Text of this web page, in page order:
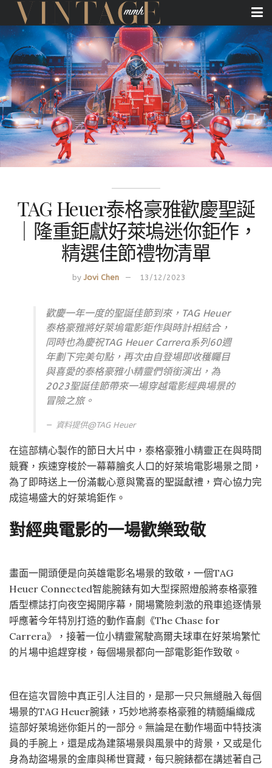
TAG Heuer泰格豪雅歡慶聖誕
｜隆重鉅獻好萊塢迷你鉅作，
精選佳節禮物清單
by Jovi Chen 13/12/2023
歡慶一年一度的聖誕佳節到來，TAG Heuer
泰格豪雅將好萊塢電影鉅作與時計相結合，
同時也為慶祝TAG Heuer Carrera系列60週
年劃下完美句點，再次由自登場即收穫矚目
與喜愛的泰格豪雅小精靈們領銜演出，為
2023聖誕佳節帶來一場穿越電影經典場景的
冒險之旅。
資料提供@TAG Heuer
在這部精心製作的節日大片中，泰格豪雅小精靈正在與時間
競賽，疾速穿梭於一幕幕膾炙人口的好萊塢電影場景之間，
為了即時送上一份滿載心意與驚喜的聖誕獻禮，齊心協力完
成這場盛大的好萊塢鉅作。
對經典電影的一場歡樂致敬
畫面一開頭便是向英雄電影名場景的致敬，一個TAG
Heuer Connected智能腕錶有如大型探照燈般將泰格豪雅
盾型標誌打向夜空揭開序幕，開場驚險刺激的飛車追逐情景
呼應著今年特別打造的動作喜劇《The Chase for
Carrera》，接著一位小精靈駕駛高爾夫球車在好萊塢繁忙
的片場中追趕穿梭，每個場景都向一部電影鉅作致敬。
但在這次冒險中真正引人注目的，是那一只只無縫融入每個
場景的TAG Heuer腕錶，巧妙地將泰格豪雅的精髓編織成
這部好萊塢迷你鉅片的一部分。無論是在動作場面中特技演
員的手腕上，還是成為建築場景與風景中的背景，又或是化
身為劫盜場景的金庫與稀世寶藏，每只腕錶都在講述著自己